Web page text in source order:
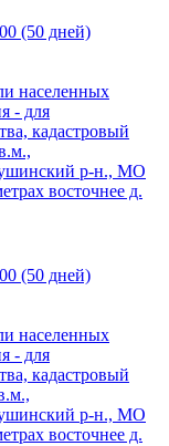
(50 дней)
населенных
- для
кадастровый
р-н., МО
восточнее д.
(50 дней)
населенных
- для
кадастровый
р-н., МО
восточнее д.